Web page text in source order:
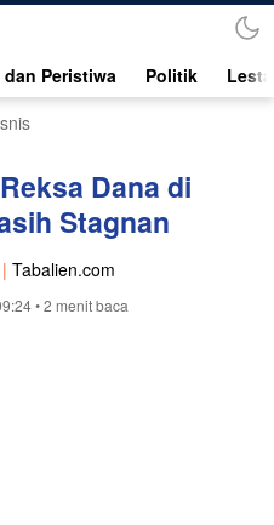
dan Peristiwa Politik
Dana di
Stagnan
Tabalien.com
• 2 menit baca